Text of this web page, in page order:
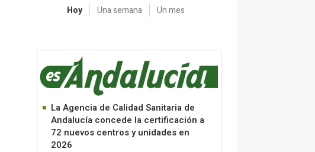
Hoy Una semana Un mes
La Agencia de Calidad Sanitaria de
Andalucía concede la certificación a
72 nuevos centros y unidades en
2026